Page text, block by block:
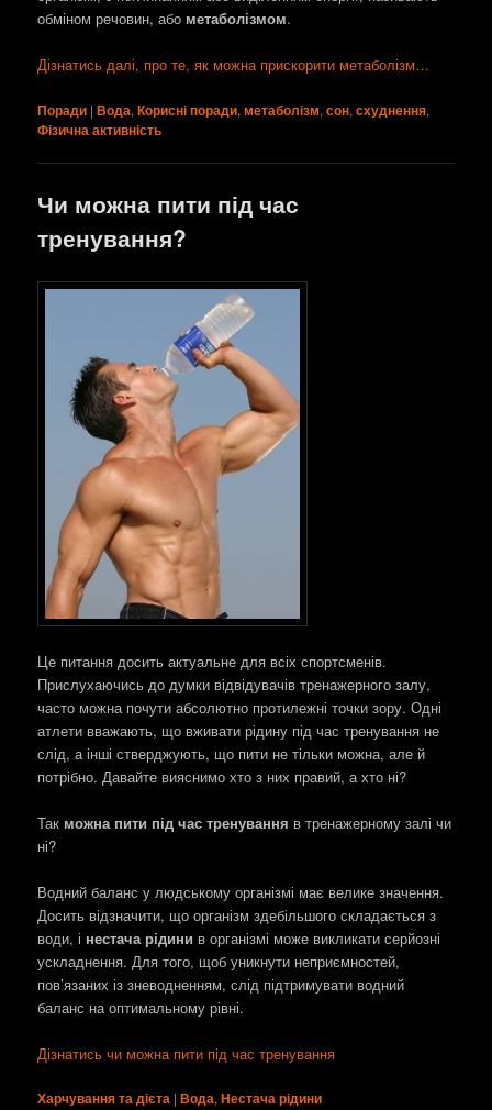
обміном речовин, або метаболізмом.
Дізнатись далі, про те, як можна прискорити метаболізм…
Поради |Вода,Корисні поради,метаболізм,сон,схуднення,
Фізична активність
Чи можна пити під час
тренування?
Це питання досить актуальне для всіх спортсменів.
Прислухаючись до думки відвідувачів тренажерного залу,
часто можна почути абсолютно протилежні точки зору. Одні
атлети вважають, що вживати рідину під час тренування не
слід, а інші стверджують, що пити не тільки можна, але й
потрібно. Давайте вияснимо хто з них правий, а хто ні?
Так можна пити під час тренування в тренажерному залі чи
ні?
Водний баланс у людському організмі має велике значення.
Досить відзначити, що організм здебільшого складається з
води, і нестача рідини в організмі може викликати серйозні
ускладнення. Для того, щоб уникнути неприємностей,
пов’язаних із зневодненням, слід підтримувати водний
баланс на оптимальному рівні.
Дізнатись чи можна пити під час тренування
Харчування та дієта |Вода,Нестача рідини